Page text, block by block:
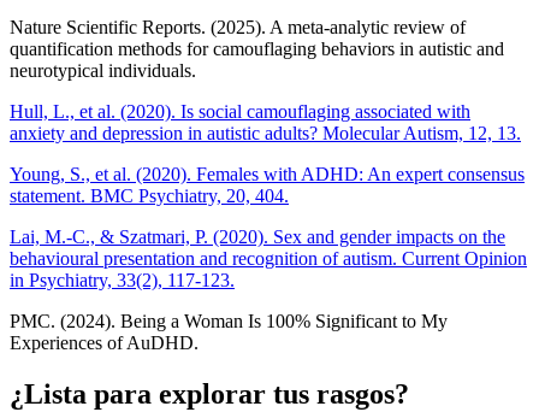
Nature Scientific Reports. (2025). A meta-analytic review of
quantification methods for camouflaging behaviors in autistic and
neurotypical individuals.
Hull, L., et al. (2020). Is social camouflaging associated with
anxiety and depression in autistic adults? Molecular Autism, 12, 13.
Young, S., et al. (2020). Females with ADHD: An expert consensus
statement. BMC Psychiatry, 20, 404.
Lai, M.-C., & Szatmari, P. (2020). Sex and gender impacts on the
behavioural presentation and recognition of autism. Current Opinion
in Psychiatry, 33(2), 117-123.
PMC. (2024). Being a Woman Is 100% Significant to My
Experiences of AuDHD.
¿Lista para explorar tus rasgos?